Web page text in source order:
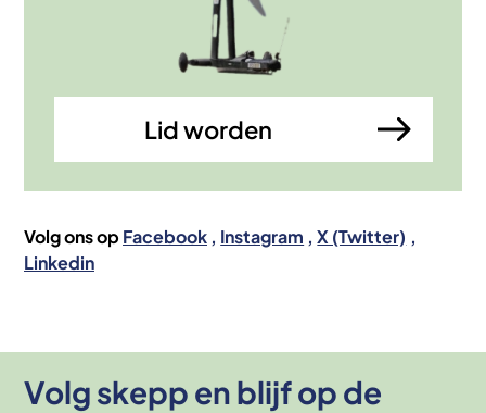
Lid worden
Volg ons op Facebook Instagram
X (Twitter)
Linkedin
Volg skepp en blijf op de